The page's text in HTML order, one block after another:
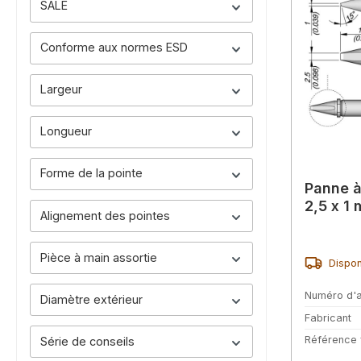
SALE
Conforme aux normes ESD
Largeur
Longueur
Forme de la pointe
Alignement des pointes
Pièce à main assortie
Diamètre extérieur
Série de conseils
Panne
2,5 x 1
Numéro
Fabricant
Référence